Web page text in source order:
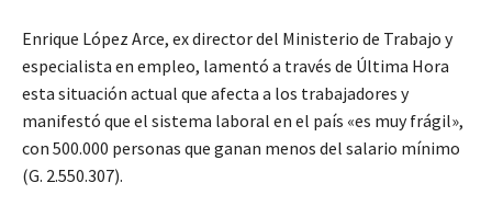
Enrique López Arce, ex director del Ministerio de Trabajo y
especialista en empleo, lamentó a través de Última Hora
esta situación actual que afecta a los trabajadores y
manifestó que el sistema laboral en el país «es muy frágil»,
con 500.000 personas que ganan menos del salario mínimo
(G. 2.550.307).